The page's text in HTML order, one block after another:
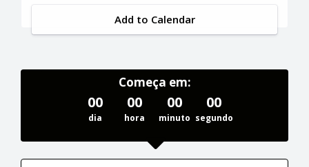
Add to Calendar
Começa em:
00
dia
00
hora
00
minuto
00
segundo